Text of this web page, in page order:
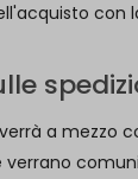
con
a mezzo